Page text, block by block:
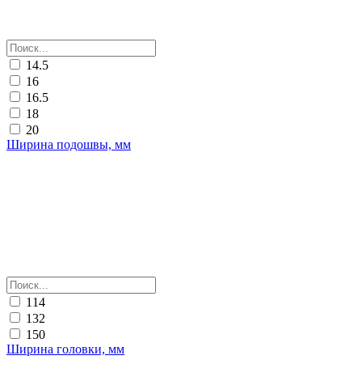
14.5
16
16.5
18
20
Ширина подошвы, мм
114
132
150
Ширина головки, мм